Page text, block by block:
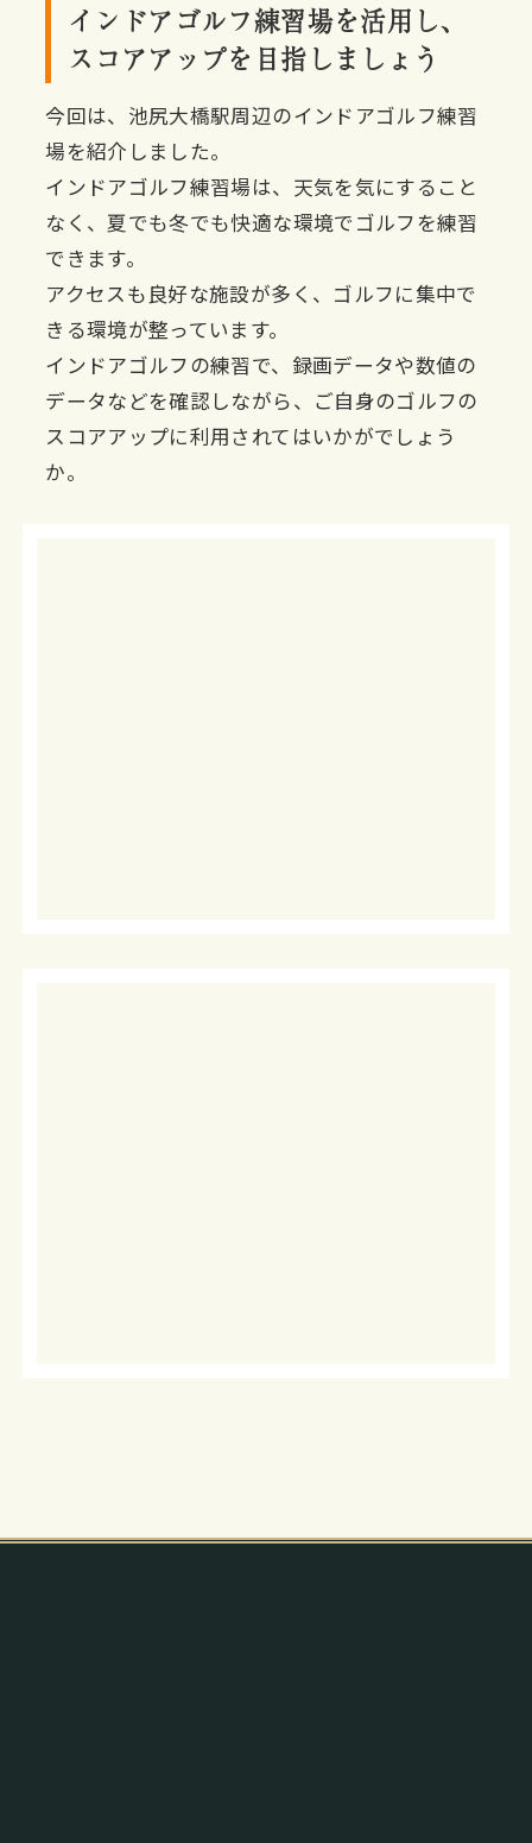
インドアゴルフ練習場を活用し、
スコアアップを目指しましょう
今回は、池尻大橋駅周辺のインドアゴルフ練習
場を紹介しました。
インドアゴルフ練習場は、天気を気にすること
なく、夏でも冬でも快適な環境でゴルフを練習
できます。
アクセスも良好な施設が多く、ゴルフに集中で
きる環境が整っています。
インドアゴルフの練習で、録画データや数値の
データなどを確認しながら、ご自身のゴルフの
スコアアップに利用されてはいかがでしょう
か。